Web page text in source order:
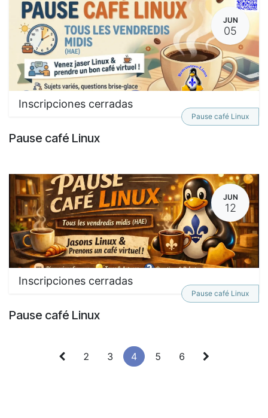
JUN
05
Inscripciones cerradas
Pause café Linux
Pause café Linux
JUN
12
Inscripciones cerradas
Pause café Linux
Pause café Linux
2 3 4 5 6